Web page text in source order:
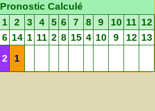
Pronostic Calculé
1 2 3 4 5 6 7 8 9 10 11 12
6 14 1 11 2 8 15 4 10 9 12 13
2 1